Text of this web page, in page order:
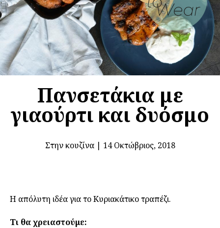
Πανσετάκια με
γιαούρτι και δυόσμο
Στην κουζίνα| 14 Οκτώβριος, 2018
Η απόλυτη ιδέα για το Κυριακάτικο τραπέζι.
Τι θα χρειαστούμε: